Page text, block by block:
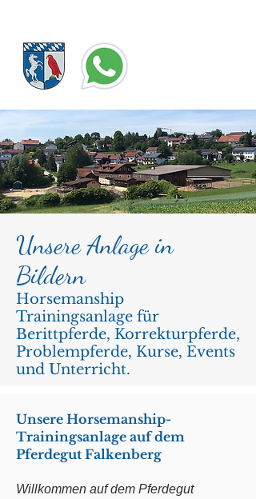
Unsere Anlage in
Bildern
Horsemanship
Trainingsanlage für
Berittpferde, Korrekturpferde,
Problempferde, Kurse, Events
und Unterricht.
Unsere Horsemanship-
Trainingsanlage auf dem
Pferdegut Falkenberg
Willkommen auf dem Pferdegut